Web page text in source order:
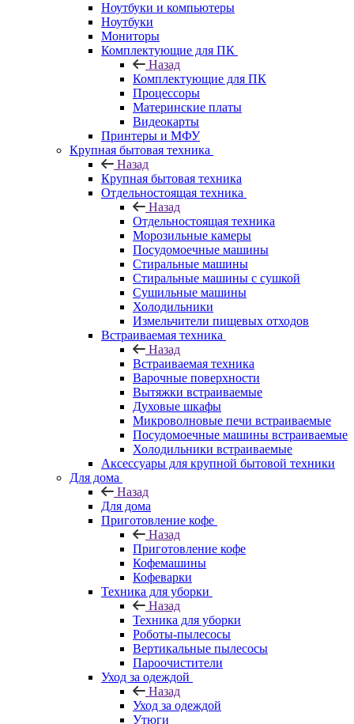
Ноутбуки и компьютеры
Ноутбуки
Мониторы
Комплектующие для ПК
Назад
Комплектующие для ПК
Процессоры
Материнские платы
Видеокарты
Принтеры и МФУ
Крупная бытовая техника
Назад
Крупная бытовая техника
Отдельностоящая техника
Назад
Отдельностоящая техника
Морозильные камеры
Посудомоечные машины
Стиральные машины
Стиральные машины с сушкой
Сушильные машины
Холодильники
Измельчители пищевых отходов
Встраиваемая техника
Назад
Встраиваемая техника
Варочные поверхности
Вытяжки встраиваемые
Духовые шкафы
Микроволновые печи встраиваемые
Посудомоечные машины встраиваемые
Холодильники встраиваемые
Аксессуары для крупной бытовой техники
Для дома
Назад
Для дома
Приготовление кофе
Назад
Приготовление кофе
Кофемашины
Кофеварки
Техника для уборки
Назад
Техника для уборки
Роботы-пылесосы
Вертикальные пылесосы
Пароочистители
Уход за одеждой
Назад
Уход за одеждой
Утюги